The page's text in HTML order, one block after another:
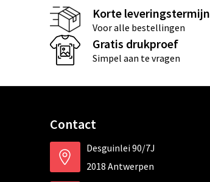
Korte leveringstermijn
Voor alle bestellingen
Gratis drukproef
Simpel aan te vragen
Contact
Desguinlei 90/7J
2018 Antwerpen